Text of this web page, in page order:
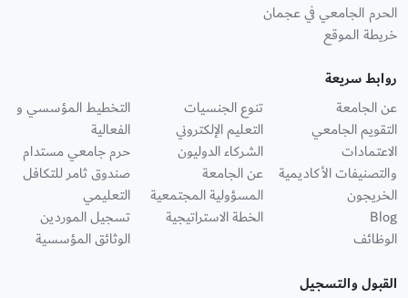
الحرم الجامعي في عجمان
خريطة الموقع
روابط سريعة
عن الجامعة
التقويم الجامعي
الاعتمادات
والتصنيفات الأكاديمية
الخريجون
Blog
الوظائف
تنوع الجنسيات
التعليم الإلكتروني
الشركاء الدوليون
عن الجامعة
المسؤولية المجتمعية
الخطة الاستراتيجية
التخطيط المؤسسي و
الفعالية
حرم جامعي مستدام
صندوق ثامر للتكافل
التعليمي
تسجيل الموردين
الوثائق المؤسسية
القبول والتسجيل